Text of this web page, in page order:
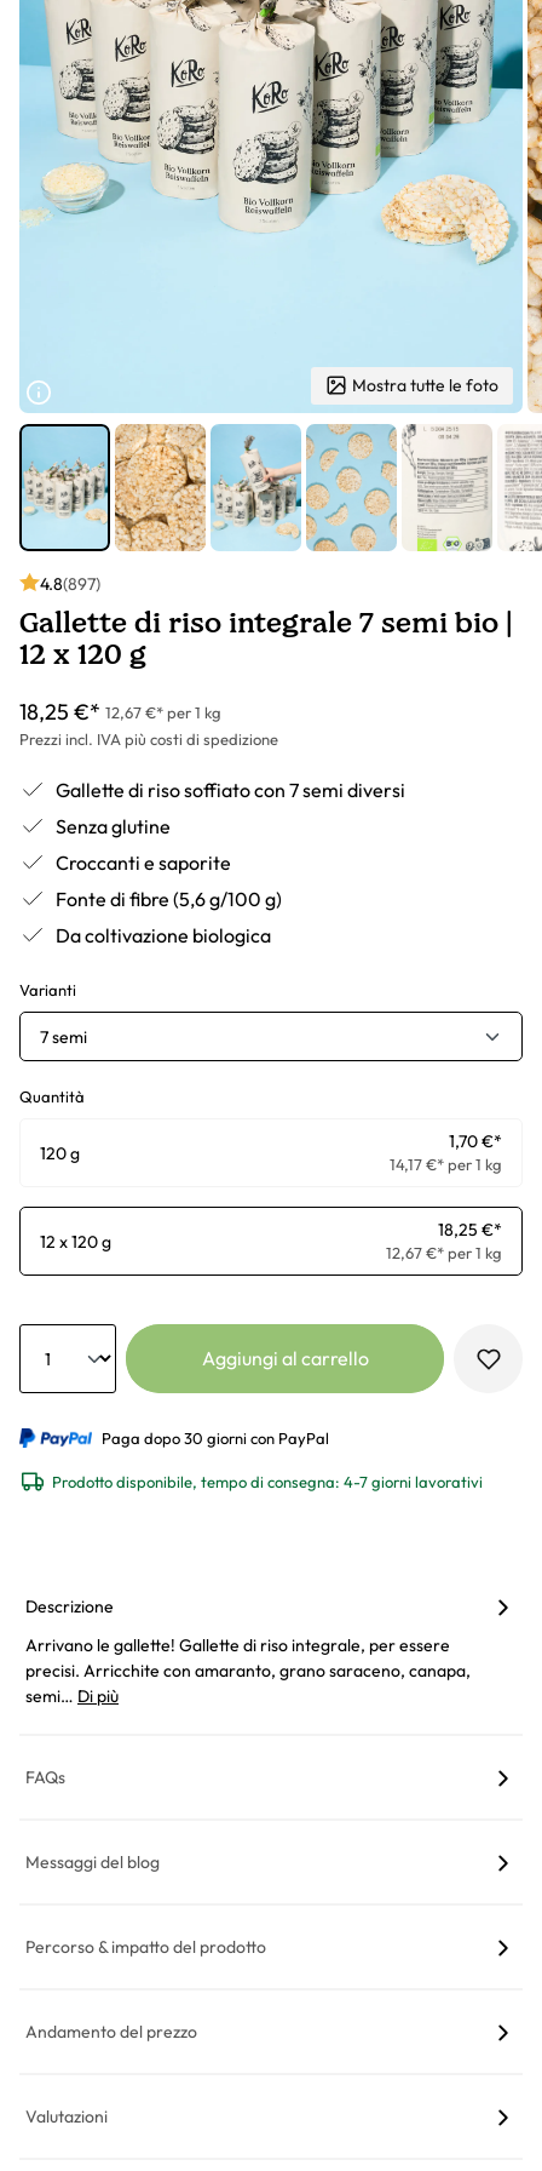
Mostra tutte le foto
4.8(897)
Gallette di riso integrale 7 semi bio |
12 x 120 g
18,25 €* 12,67 €* per 1 kg
Prezzi incl. IVA più costi di spedizione
Gallette di riso soffiato con 7 semi diversi
Senza glutine
Croccanti e saporite
Fonte di fibre (5,6 g/100 g)
Da coltivazione biologica
Varianti
7 semi
Quantità
120 g
1,70 €*
14,17 €* per 1 kg
12 x 120 g
18,25 €*
12,67 €* per 1 kg
Anzahl
Aggiungi al carrello
Paga dopo 30 giorni con PayPal
Prodotto disponibile, tempo di consegna: 4-7 giorni lavorativi
Descrizione
Arrivano le gallette! Gallette di riso integrale, per essere
precisi. Arricchite con amaranto, grano saraceno, canapa,
semi… Di più
FAQs
Messaggi del blog
Percorso & impatto del prodotto
Andamento del prezzo
Valutazioni